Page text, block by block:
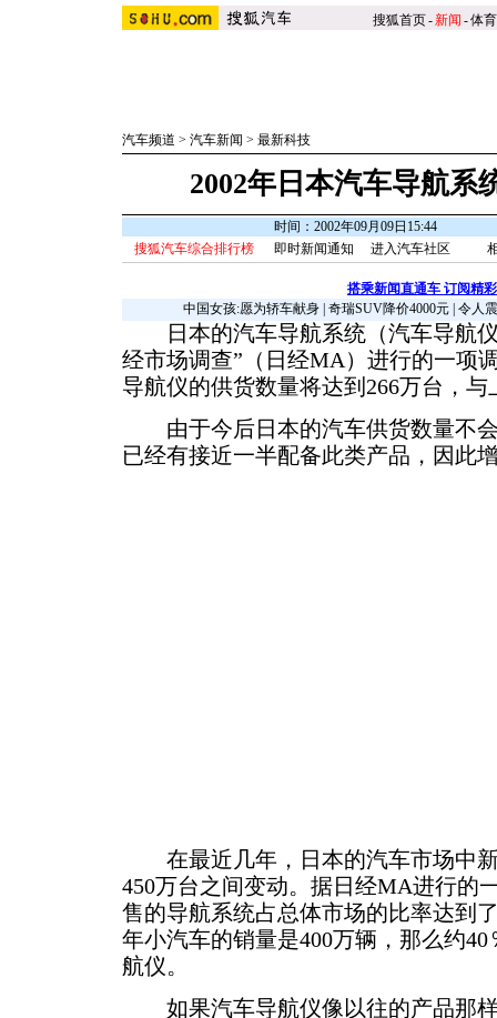
搜狐首页-新闻 -体育
汽车频道 > 汽车新闻 > 最新科技
2002年日本汽车导航系
时间：2002年09月09日15:44
搜狐汽车综合排行榜
即时新闻通知 进入汽车社区
搭乘新闻直通车 订阅精
中国女孩:愿为轿车献身| 奇瑞SUV降价4000元| 令人
日本的汽车导航系统（汽车导航仪
经市场调查”（日经MA）进行的一项
导航仪的供货数量将达到266万台，
由于今后日本的汽车供货数量不会
已经有接近一半配备此类产品，因此
在最近几年，日本的汽车市场中新
450万台之间变动。据日经MA进行的
售的导航系统占总体市场的比率达到
年小汽车的销量是400万辆，那么约
航仪。
如果汽车导航仪像以往的产品那样